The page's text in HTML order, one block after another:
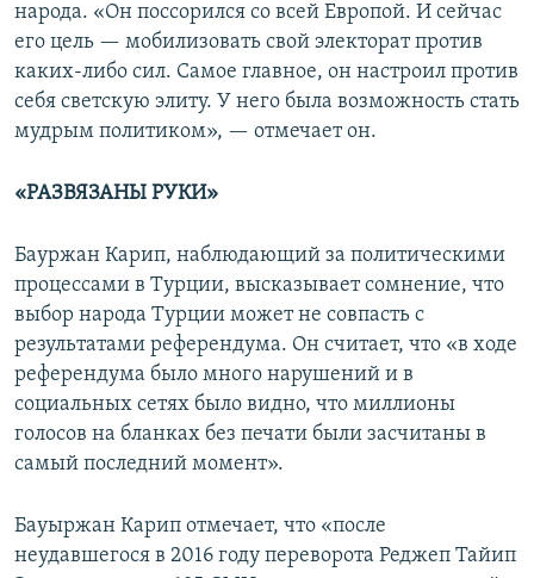
народа. «Он поссорился со всей Европой. И сейчас
его цель — мобилизовать свой электорат против
каких-либо сил. Самое главное, он настроил против
себя светскую элиту. У него была возможность стать
мудрым политиком», — отмечает он.
«РАЗВЯЗАНЫ РУКИ»
Бауржан Карип, наблюдающий за политическими
процессами в Турции, высказывает сомнение, что
выбор народа Турции может не совпасть с
результатами референдума. Он считает, что «в ходе
референдума было много нарушений и в
социальных сетях было видно, что миллионы
голосов на бланках без печати были засчитаны в
самый последний момент».
Бауыржан Карип отмечает, что «после
неудавшегося в 2016 году переворота Реджеп Тайип